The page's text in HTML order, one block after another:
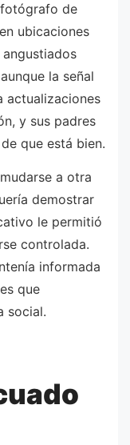
de
ubicaciones
la señal
actualizaciones
y sus padres
que está bien.
a otra
demostrar
le permitió
controlada.
informada
que
social.